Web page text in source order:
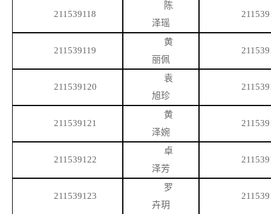
211539118
陈
泽瑶
211539119
黄
丽佩
211539120
袁
旭珍
211539121
黄
泽婉
211539122
卓
泽芳
211539123
罗
卉玥